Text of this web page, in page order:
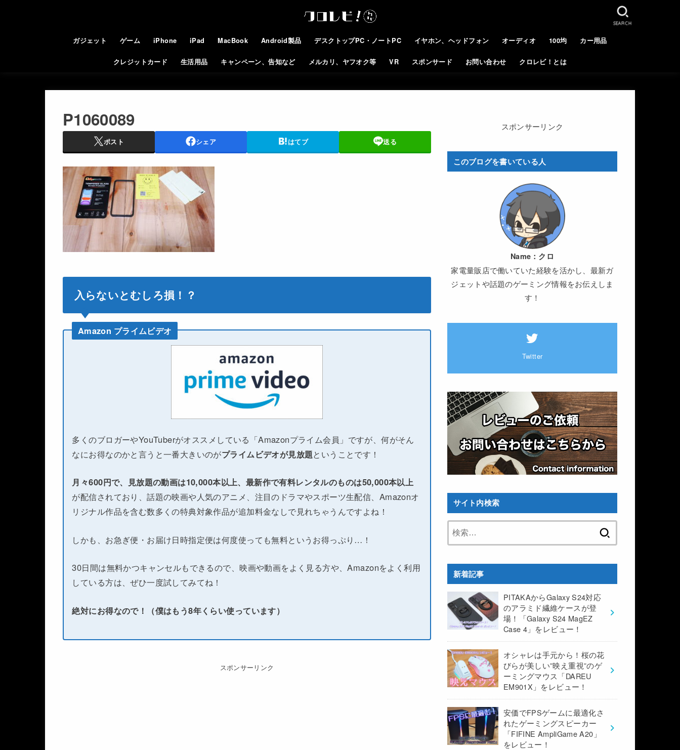
ガジェット ゲーム iPhone iPad MacBook Android製品 デスクトップPC・ノートPC イヤホン、ヘッドフォン オーディオ 100均 カー用品
クレジットカード 生活用品 キャンペーン、告知など メルカリ、ヤフオク等 VR スポンサード お問い合わせ クロレビ！とは
SEARCH
P1060089
ポスト シェア はてブ 送る
入らないとむしろ損！？
Amazon プライムビデオ
多くのブロガーやYouTuberがオススメしている「Amazonプライム会員」ですが、何がそん
なにお得なのかと言うと一番大きいのがプライムビデオが見放題ということです！
月々600円で、見放題の動画は10,000本以上、最新作で有料レンタルのものは50,000本以上
が配信されており、話題の映画や人気のアニメ、注目のドラマやスポーツ生配信、Amazonオ
リジナル作品を含む数多くの特典対象作品が追加料金なしで見れちゃうんですよね！
しかも、お急ぎ便・お届け日時指定便は何度使っても無料というお得っぷり…！
30日間は無料かつキャンセルもできるので、映画や動画をよく見る方や、Amazonをよく利用
している方は、ぜひ一度試してみてね！
絶対にお得なので！（僕はもう8年くらい使っています）
スポンサーリンク
スポンサーリンク
このブログを書いている人
Name： クロ
家電量販店で働いていた経験を活かし、最新ガ
ジェットや話題のゲーミング情報をお伝えしま
す！
Twitter
サイト内検索
新着記事
PITAKAからGalaxy S24対応
のアラミド繊維ケースが登
場！「Galaxy S24 MagEZ
Case 4」をレビュー！
オシャレは手元から！桜の花
びらが美しい”映え重視”のゲ
ーミングマウス「DAREU
EM901X」をレビュー！
安価でFPSゲームに最適化さ
れたゲーミングスピーカー
「FIFINE AmpliGame A20」
をレビュー！